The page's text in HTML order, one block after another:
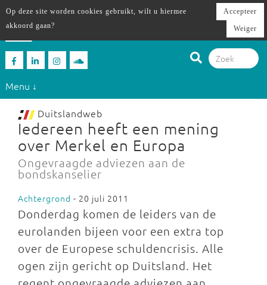
Menu ↓
Duitslandweb
Iedereen heeft een mening
over Merkel en Europa
Ongevraagde adviezen aan de
bondskanselier
Achtergrond - 20 juli 2011
Donderdag komen de leiders van de
eurolanden bijeen voor een extra top
over de Europese schuldencrisis. Alle
ogen zijn gericht op Duitsland. Het
Op deze site worden cookies gebruikt, wilt u hiermee
akkoord gaan?
Accepteer
Weiger